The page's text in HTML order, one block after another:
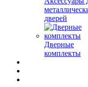
дверей
Дверные
комплекты